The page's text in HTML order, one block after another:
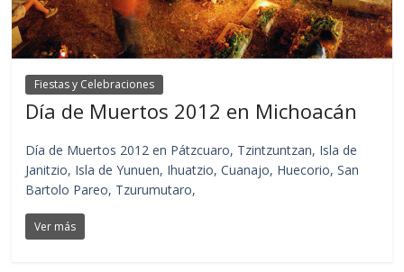
Fiestas y Celebraciones
Día de Muertos 2012 en Michoacán
Día de Muertos 2012 en Pátzcuaro, Tzintzuntzan, Isla de
Janitzio, Isla de Yunuen, Ihuatzio, Cuanajo, Huecorio, San
Bartolo Pareo, Tzurumutaro,
Ver más